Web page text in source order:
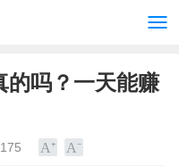
的吗？一天能赚